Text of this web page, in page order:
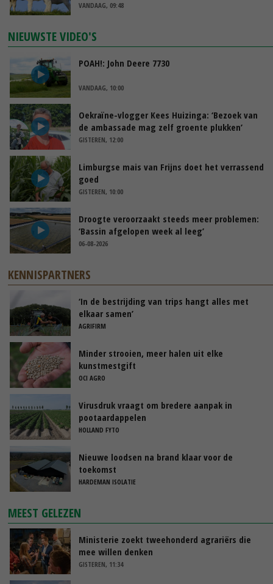
VANDAAG, 09:48
NIEUWSTE VIDEO'S
POAH!: John Deere 7730
VANDAAG, 10:00
Oekraïne-vlogger Kees Huizinga: ‘Bezoek van
de ambassade mag zelf groente plukken’
GISTEREN, 12:00
Limburgse mais van Frijns doet het verrassend
goed
GISTEREN, 10:00
Droogte veroorzaakt steeds meer problemen:
‘Bassin afgelopen week al leeg’
06-08-2026
KENNISPARTNERS
‘In de bestrijding van trips hangt alles met
elkaar samen’
AGRIFIRM
Minder strooien, meer halen uit elke
kunstmestgift
OCI AGRO
Virusdruk vraagt om bredere aanpak in
pootaardappelen
HOLLAND FYTO
Nieuwe loodsen na brand klaar voor de
toekomst
HARDEMAN ISOLATIE
MEEST GELEZEN
Ministerie zoekt tweehonderd agrariërs die
mee willen denken
GISTEREN, 11:34